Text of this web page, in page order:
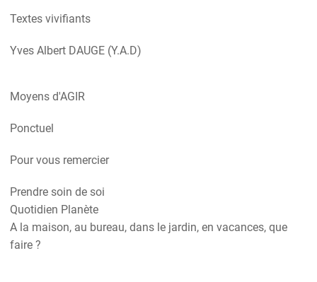
Textes vivifiants
Yves Albert DAUGE (Y.A.D)
Moyens d'AGIR
Ponctuel
Pour vous remercier
Prendre soin de soi
Quotidien Planète
A la maison, au bureau, dans le jardin, en vacances, que
faire ?